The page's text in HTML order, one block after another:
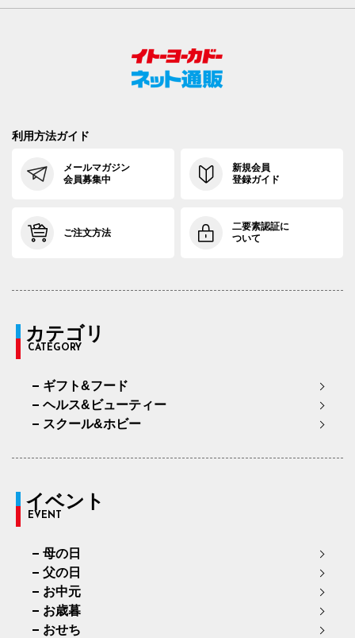
利用方法ガイド
メールマガジン
会員募集中
新規会員
登録ガイド
ご注文方法
二要素認証に
ついて
カテゴリ
CATEGORY
ギフト&フード
ヘルス&ビューティー
スクール&ホビー
イベント
EVENT
母の日
父の日
お中元
お歳暮
おせち